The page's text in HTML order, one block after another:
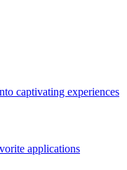
captivating experiences
applications